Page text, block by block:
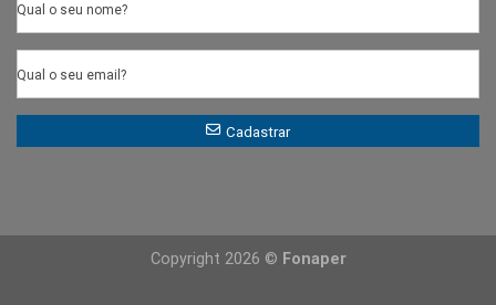
Qual o seu nome?
Qual o seu email?
Cadastrar
Copyright 2026 © Fonaper